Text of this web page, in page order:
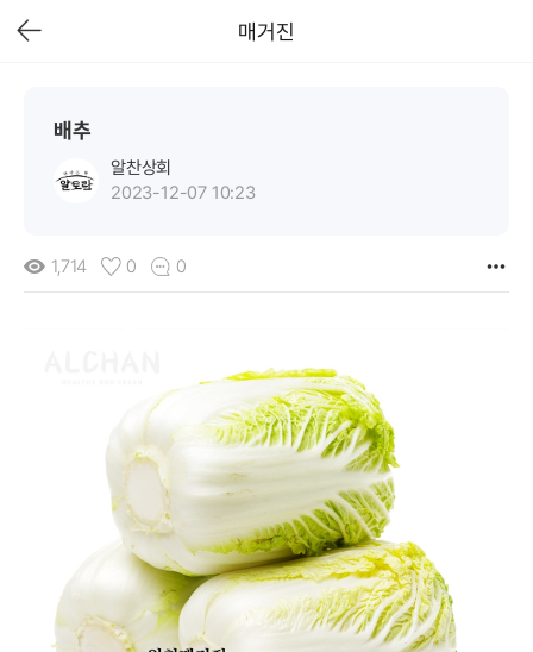
매거진
배추
알찬상회
2023-12-07 10:23
1,714 0 0 more_horiz